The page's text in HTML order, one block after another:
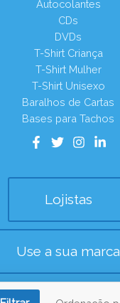
Autocolantes
CDs
DVDs
T-Shirt Criança
T-Shirt Mulher
T-Shirt Unisexo
Baralhos de Cartas
Bases para Tachos
Lojistas
Use a sua marca
Copyright © 2026